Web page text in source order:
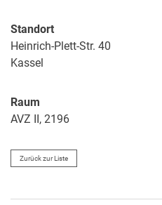
Standort
Heinrich-Plett-Str. 40
Kassel
Raum
AVZ II, 2196
Zurück zur Liste